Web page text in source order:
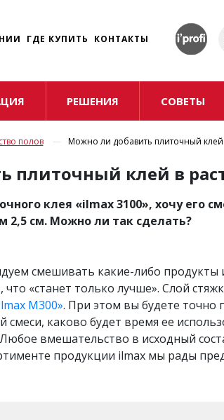
ГДЕ КУПИТЬ КОНТАКТЫ
РЕШЕНИЯ СОВЕТЫ
полов Можно ли добавить плиточный клей
плиточный клей в
клея «ilmax 3100», хочу его
2,5 см. Можно ли так сделать?
смешивать какие-либо продукты
что «станет только лучше». Слой
М300». При этом вы будете точно
смеси, каково будет время ее
вмешательство в исходный
продукции ilmax мы рады